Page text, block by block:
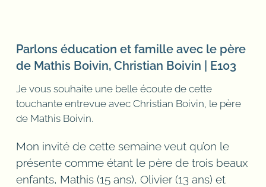
Parlons éducation et famille avec le père
de Mathis Boivin, Christian Boivin | E103
Je vous souhaite une belle écoute de cette
touchante entrevue avec Christian Boivin, le père
de Mathis Boivin.
Mon invité de cette semaine veut qu’on le
présente comme étant le père de trois beaux
enfants, Mathis (15 ans), Olivier (13 ans) et